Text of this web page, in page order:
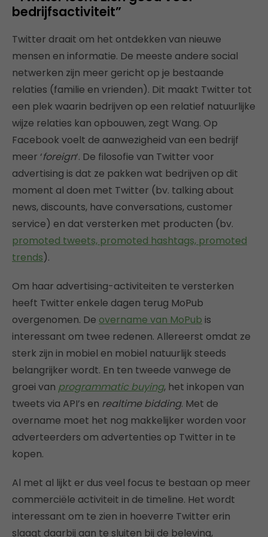
bedrijfsactiviteit”
Twitter draait om het ontdekken van nieuwe
mensen en informatie. De meeste andere social
netwerken zijn meer gericht op je bestaande
relaties (familie en vrienden). Dit maakt Twitter tot
een plek waarin bedrijven op een relatief natuurlijke
wijze relaties kan opbouwen, zegt Wang. Op
Facebook voelt de aanwezigheid van een bedrijf
meer ‘foreign‘. De filosofie van Twitter voor
advertising is dat ze pakken wat bedrijven op dit
moment al doen met Twitter (bv. talking about
news, discounts, have conversations, customer
service) en dat versterken met producten (bv.
promoted tweets, promoted hashtags, promoted
trends).
Om haar advertising-activiteiten te versterken
heeft Twitter enkele dagen terug MoPub
overgenomen. De overname van MoPub is
interessant om twee redenen. Allereerst omdat ze
sterk zijn in mobiel en mobiel natuurlijk steeds
belangrijker wordt. En ten tweede vanwege de
groei van programmatic buying, het inkopen van
tweets via API’s en realtime bidding. Met de
overname moet het nog makkelijker worden voor
adverteerders om advertenties op Twitter in te
kopen.
Al met al lijkt er dus veel focus te bestaan op meer
commerciële activiteit in de timeline. Het wordt
interessant om te zien in hoeverre Twitter erin
slaagt daarbij aan te sluiten bij de beleving,